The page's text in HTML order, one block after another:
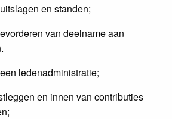
en standen;
van deelname aan
ledenadministratie;
en innen van contributies